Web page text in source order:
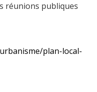
réunions publiques
plan-local-